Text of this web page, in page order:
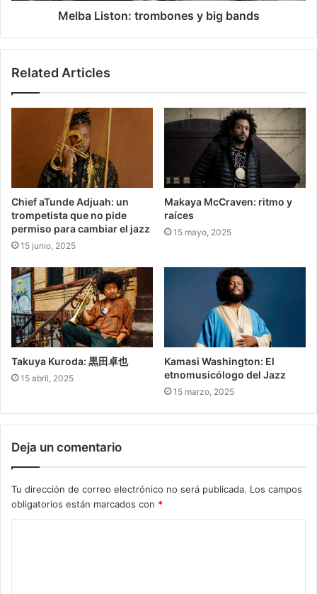
Melba Liston: trombones y big bands
Related Articles
Chief aTunde Adjuah: un
trompetista que no pide
permiso para cambiar el jazz
15 junio, 2025
Makaya McCraven: ritmo y
raíces
15 mayo, 2025
Takuya Kuroda: 黒田卓也
15 abril, 2025
Kamasi Washington: El
etnomusicólogo del Jazz
15 marzo, 2025
Deja un comentario
Tu dirección de correo electrónico no será publicada. Los campos
obligatorios están marcados con *